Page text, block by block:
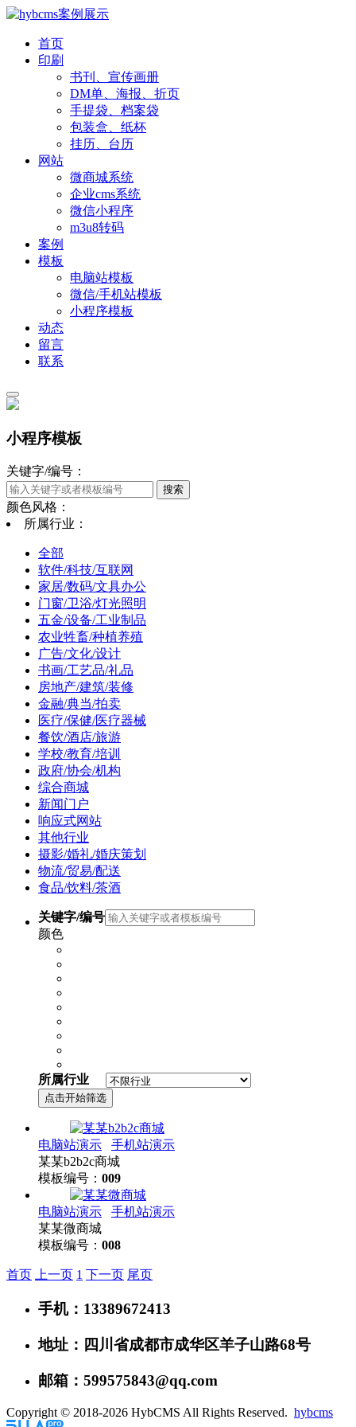
首页
印刷
书刊、宣传画册
DM单、海报、折页
手提袋、档案袋
包装盒、纸杯
挂历、台历
网站
微商城系统
企业cms系统
微信小程序
m3u8转码
案例
模板
电脑站模板
微信/手机站模板
小程序模板
动态
留言
联系
小程序模板
关键字/编号：
颜色风格：
所属行业：
全部
软件/科技/互联网
家居/数码/文具办公
门窗/卫浴/灯光照明
五金/设备/工业制品
农业牲畜/种植养殖
广告/文化/设计
书画/工艺品/礼品
房地产/建筑/装修
金融/典当/拍卖
医疗/保健/医疗器械
餐饮/酒店/旅游
学校/教育/培训
政府/协会/机构
综合商城
新闻门户
响应式网站
其他行业
摄影/婚礼/婚庆策划
物流/贸易/配送
食品/饮料/茶酒
关键字/编号
颜色
所属行业
电脑站演示
手机站演示
某某b2b2c商城
模板编号： 009
电脑站演示
手机站演示
某某微商城
模板编号： 008
首页 上一页 1 下一页 尾页
手机：13389672413
地址：四川省成都市成华区羊子山路68号
邮箱：599575843@qq.com
Copyright © 2018-2026 HybCMS All Rights Reserved. hybcms